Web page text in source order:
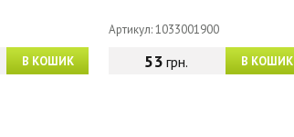
В КОШИК
Артикул: 1033001900
В КОШИК
53грн.